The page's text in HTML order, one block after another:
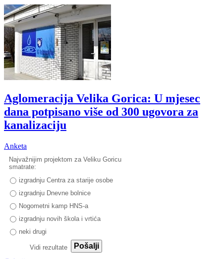
Aglomeracija Velika Gorica: U mjesec
dana potpisano više od 300 ugovora za
kanalizaciju
Anketa
Najvažnijim projektom za Veliku Goricu
smatrate:
izgradnju Centra za starije osobe
izgradnju Dnevne bolnice
Nogometni kamp HNS-a
izgradnju novih škola i vrtića
neki drugi
Vidi rezultate
Pošalji